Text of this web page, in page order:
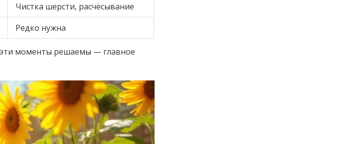
Чистка шерсти, расчёсывание
Редко нужна
эти моменты решаемы — главное